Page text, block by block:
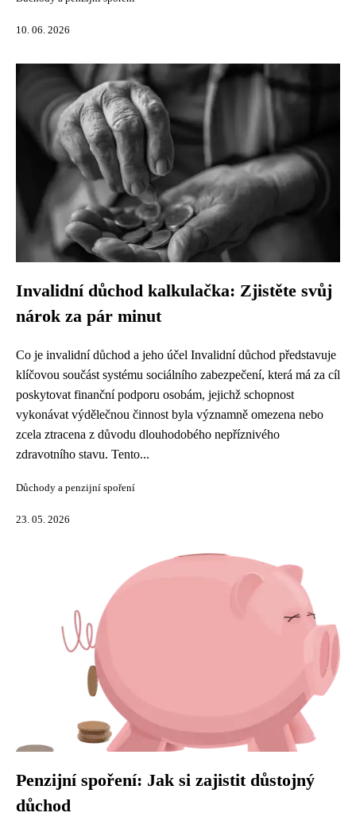
10. 06. 2026
Invalidní důchod kalkulačka: Zjistěte svůj
nárok za pár minut
Co je invalidní důchod a jeho účel Invalidní důchod představuje
klíčovou součást systému sociálního zabezpečení, která má za cíl
poskytovat finanční podporu osobám, jejichž schopnost
vykonávat výdělečnou činnost byla významně omezena nebo
zcela ztracena z důvodu dlouhodobého nepříznivého
zdravotního stavu. Tento...
Důchody a penzijní spoření
23. 05. 2026
Penzijní spoření: Jak si zajistit důstojný
důchod